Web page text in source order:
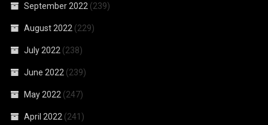
September 2022 (239)
August 2022 (229)
July 2022 (238)
June 2022 (239)
May 2022 (247)
April 2022 (241)